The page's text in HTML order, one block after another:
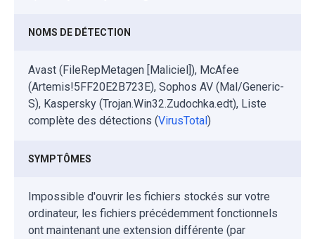
NOMS DE DÉTECTION
Avast (FileRepMetagen [Maliciel]), McAfee
(Artemis!5FF20E2B723E), Sophos AV (Mal/Generic-
S), Kaspersky (Trojan.Win32.Zudochka.edt), Liste
complète des détections (VirusTotal )
SYMPTÔMES
Impossible d'ouvrir les fichiers stockés sur votre
ordinateur, les fichiers précédemment fonctionnels
ont maintenant une extension différente (par